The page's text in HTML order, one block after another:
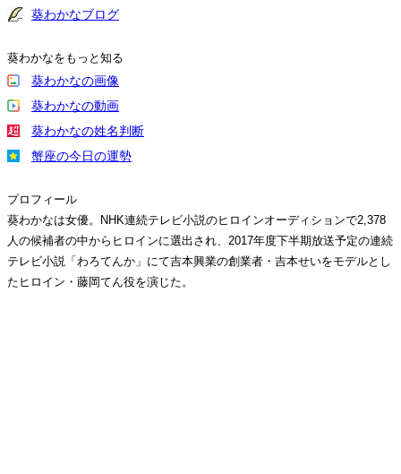
葵わかなブログ
葵わかなをもっと知る
葵わかなの画像
葵わかなの動画
葵わかなの姓名判断
蟹座の今日の運勢
プロフィール
葵わかなは女優。NHK連続テレビ小説のヒロインオーディションで2,378
人の候補者の中からヒロインに選出され、2017年度下半期放送予定の連続
テレビ小説「わろてんか」にて吉本興業の創業者・吉本せいをモデルとし
たヒロイン・藤岡てん役を演じた。